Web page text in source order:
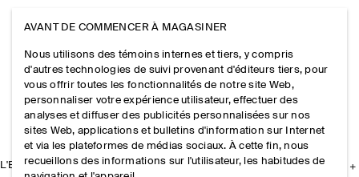
L'ENTREPRISE
AVANT DE COMMENCER À MAGASINER
Nous utilisons des témoins internes et tiers, y compris
d'autres technologies de suivi provenant d'éditeurs tiers, pour
vous offrir toutes les fonctionnalités de notre site Web,
personnaliser votre expérience utilisateur, effectuer des
analyses et diffuser des publicités personnalisées sur nos
sites Web, applications et bulletins d'information sur Internet
et via les plateformes de médias sociaux. À cette fin, nous
recueillons des informations sur l'utilisateur, les habitudes de